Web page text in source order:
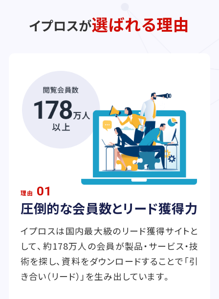
イプロスが選ばれる理由
理由 01
圧倒的な会員数とリード獲得力
イプロスは国内最大級のリード獲得サイトと
して、約178万人の会員が製品・サービス・技
術を探し、資料をダウンロードすることで「引
き合い（リード）」を生み出しています。